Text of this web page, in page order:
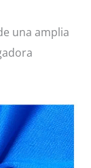
una amplia